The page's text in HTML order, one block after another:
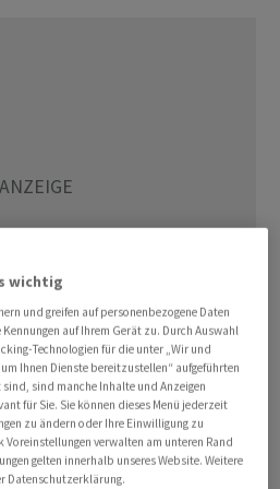
SAP Renjen nach langer
Plattner vorgestellt, im Mai
bereits in den Kontrollrat
ehemaliger Chef der
wichtig
und greifen auf personenbezogene Daten
auf Ihrem Gerät zu. Durch Auswahl
Technologien für die unter „Wir und
Ihnen Dienste bereitzustellen“ aufgeführten
sind manche Inhalte und Anzeigen
für Sie. Sie können dieses Menü jederzeit
zu ändern oder Ihre Einwilligung zu
verwalten am unteren Rand
gelten innerhalb unseres Website. Weitere
Datenschutzerklärung.